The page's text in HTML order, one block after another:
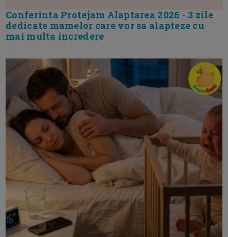
Conferinta Protejam Alaptarea 2026 - 3 zile
dedicate mamelor care vor sa alapteze cu
mai multa incredere